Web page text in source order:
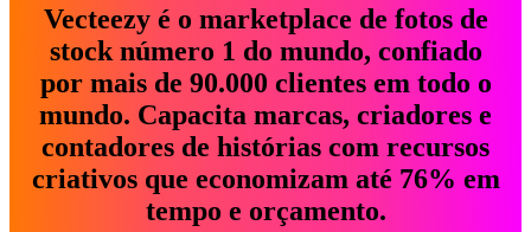
Vecteezy é o marketplace de fotos de
stock número 1 do mundo, confiado
por mais de 90.000 clientes em todo o
mundo. Capacita marcas, criadores e
contadores de histórias com recursos
criativos que economizam até 76% em
tempo e orçamento.